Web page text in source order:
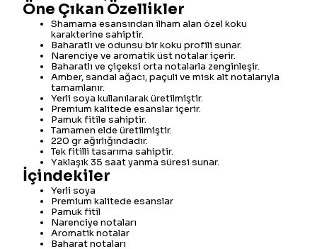
Öne Çıkan Özellikler
Shamama esansından ilham alan özel koku
karakterine sahiptir.
Baharatlı ve odunsu bir koku profili sunar.
Narenciye ve aromatik üst notalar içerir.
Baharatlı ve çiçeksi orta notalarla zenginleşir.
Amber, sandal ağacı, paçuli ve misk alt notalarıyla
tamamlanır.
Yerli soya kullanılarak üretilmiştir.
Premium kalitede esanslar içerir.
Pamuk fitile sahiptir.
Tamamen elde üretilmiştir.
220 gr ağırlığındadır.
Tek fitilli tasarıma sahiptir.
Yaklaşık 35 saat yanma süresi sunar.
İçindekiler
Yerli soya
Premium kalitede esanslar
Pamuk fitil
Narenciye notaları
Aromatik notalar
Baharat notaları